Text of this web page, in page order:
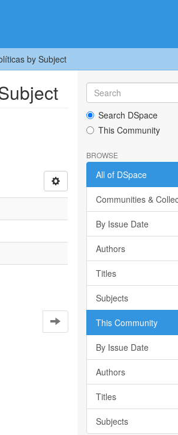
by Subject
Search DSpace
This Community
BROWSE
All of DSpace
Communities &
By Issue Date
Authors
Titles
Subjects
This Community
By Issue Date
Authors
Titles
Subjects